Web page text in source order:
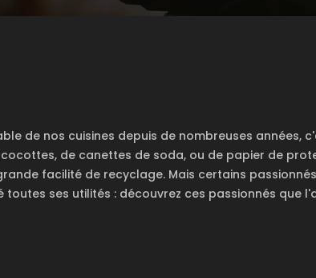
de nos cuisines depuis de nombreuses années,
de canettes de soda, ou de papier de
facilité de recyclage. Mais certains
ses utilités : découvrez ces passionnés que